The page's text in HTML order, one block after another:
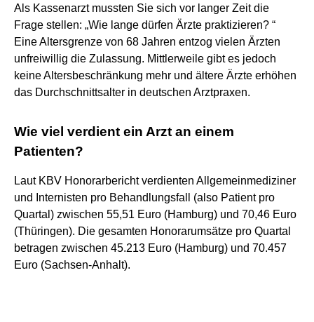
Als Kassenarzt mussten Sie sich vor langer Zeit die
Frage stellen: „Wie lange dürfen Ärzte praktizieren? “
Eine Altersgrenze von 68 Jahren entzog vielen Ärzten
unfreiwillig die Zulassung. Mittlerweile gibt es jedoch
keine Altersbeschränkung mehr und ältere Ärzte erhöhen
das Durchschnittsalter in deutschen Arztpraxen.
Wie viel verdient ein Arzt an einem
Patienten?
Laut KBV Honorarbericht verdienten Allgemeinmediziner
und Internisten pro Behandlungsfall (also Patient pro
Quartal) zwischen 55,51 Euro (Hamburg) und 70,46 Euro
(Thüringen). Die gesamten Honorarumsätze pro Quartal
betragen zwischen 45.213 Euro (Hamburg) und 70.457
Euro (Sachsen-Anhalt).